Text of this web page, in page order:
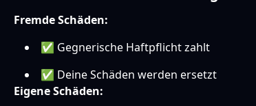
Fremde Schäden:
✅ Gegnerische Haftpflicht zahlt
✅ Deine Schäden werden ersetzt
Eigene Schäden: